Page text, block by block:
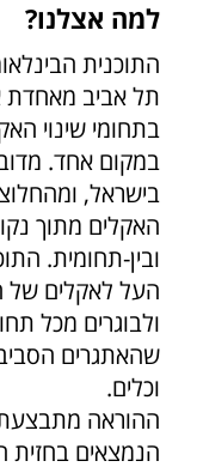
למה אצלנו?
התוכנית
תל אביב מאחדת
בתחומי שינוי
במקום אחד.
בישראל,
האקלים מתוך
ובין-תחומית.
העל לאקלים של
ולבוגרים מכל
שהאתגרים
וכלים.
ההוראה מתבצעת
הנמצאים בחזית